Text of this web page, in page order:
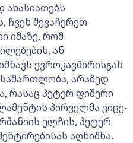
შევაჩერეთ
იმაზე, რომ
ან
ევროკავშირისგან
არამედ
რასაც პეტერ ფიშერი
პირველმა ვიცე-
ელჩის, პეტერ
აღნიშნა.